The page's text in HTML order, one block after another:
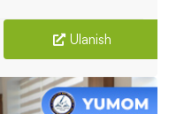
Ulanish